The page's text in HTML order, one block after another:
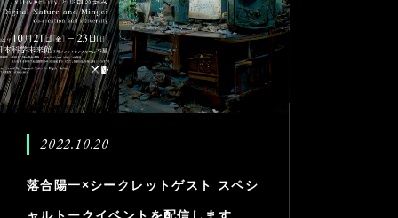
2022.10.20
落合陽一×シークレットゲスト スペシ